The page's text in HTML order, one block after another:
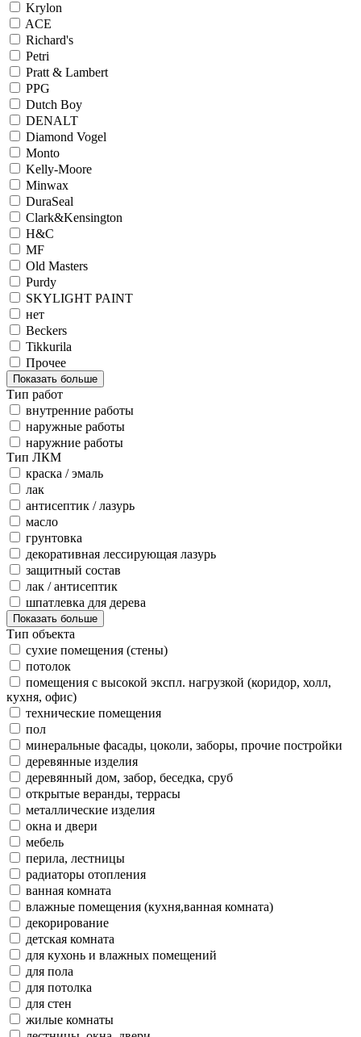
Krylon
ACE
Richard's
Petri
Pratt & Lambert
PPG
Dutch Boy
DENALT
Diamond Vogel
Monto
Kelly-Moore
Minwax
DuraSeal
Clark&Kensington
H&C
MF
Old Masters
Purdy
SKYLIGHT PAINT
нет
Beckers
Tikkurila
Прочее
Показать больше
Тип работ
внутренние работы
наружные работы
наружние работы
Тип ЛКМ
краска / эмаль
лак
антисептик / лазурь
масло
грунтовка
декоративная лессирующая лазурь
защитный состав
лак / антисептик
шпатлевка для дерева
Показать больше
Тип объекта
сухие помещения (стены)
потолок
помещения с высокой экспл. нагрузкой (коридор, холл,
кухня, офис)
технические помещения
пол
минеральные фасады, цоколи, заборы, прочие постройки
деревянные изделия
деревянный дом, забор, беседка, сруб
открытые веранды, террасы
металлические изделия
окна и двери
мебель
перила, лестницы
радиаторы отопления
ванная комната
влажные помещения (кухня,ванная комната)
декорирование
детская комната
для кухонь и влажных помещений
для пола
для потолка
для стен
жилые комнаты